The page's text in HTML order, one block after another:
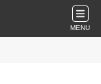
MENU